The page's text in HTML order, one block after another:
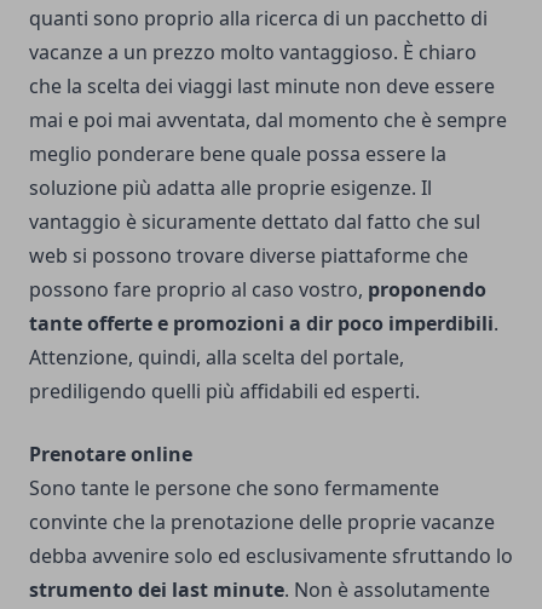
quanti sono proprio alla ricerca di un pacchetto di
vacanze a un prezzo molto vantaggioso. È chiaro
che la scelta dei viaggi last minute non deve essere
mai e poi mai avventata, dal momento che è sempre
meglio ponderare bene quale possa essere la
soluzione più adatta alle proprie esigenze. Il
vantaggio è sicuramente dettato dal fatto che sul
web si possono trovare diverse piattaforme che
possono fare proprio al caso vostro, proponendo
tante offerte e promozioni a dir poco imperdibili.
Attenzione, quindi, alla scelta del portale,
prediligendo quelli più affidabili ed esperti.
Prenotare online
Sono tante le persone che sono fermamente
convinte che la prenotazione delle proprie vacanze
debba avvenire solo ed esclusivamente sfruttando lo
strumento dei last minute. Non è assolutamente